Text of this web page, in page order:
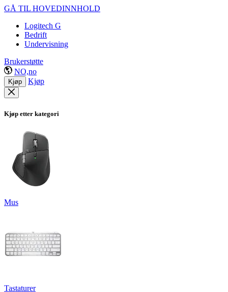
GÅ TIL HOVEDINNHOLD
Logitech G
Bedrift
Undervisning
Brukerstøtte
NO,no
Kjøp Kjøp
Kjøp etter kategori
Mus
Tastaturer